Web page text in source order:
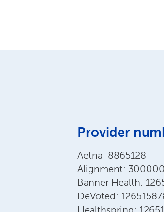
Provider
Aetna: 8865128
Alignment:
Banner Health:
DeVoted:
Healthspring: